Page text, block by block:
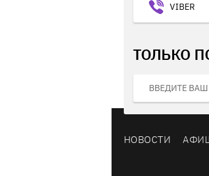
VIBER
ТОЛЬКО
НОВОСТИ